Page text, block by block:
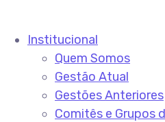
Institucional
Quem Somos
Gestão Atual
Gestões Anteriores
Comitês e Grupos